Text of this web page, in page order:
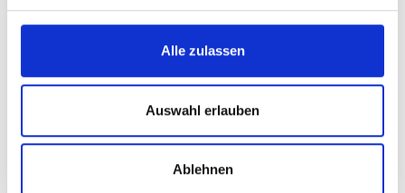
Alle zulassen
Auswahl erlauben
Ablehnen
WEITERE PRODUKTE LADEN